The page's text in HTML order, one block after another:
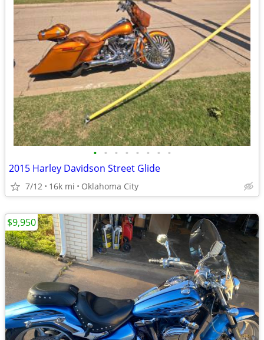
• • • • • • • •
2015 Harley Davidson Street Glide
7/12 16k mi Oklahoma City
$9,950